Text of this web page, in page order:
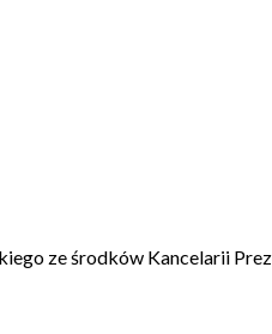
ze środków Kancelarii